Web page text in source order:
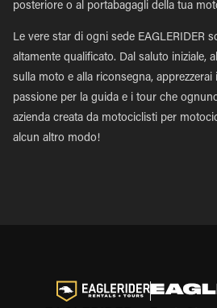
posteriore o al portabagagli della tua
Le vere star di ogni sede EAGLERIDER
altamente qualificato. Dal saluto iniziale,
sulla moto e alla riconsegna,
passione per la guida e i tour che
azienda creata da motociclisti per
alcun altro modo!